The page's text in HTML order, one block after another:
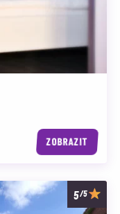
ZOBRAZIT
/5